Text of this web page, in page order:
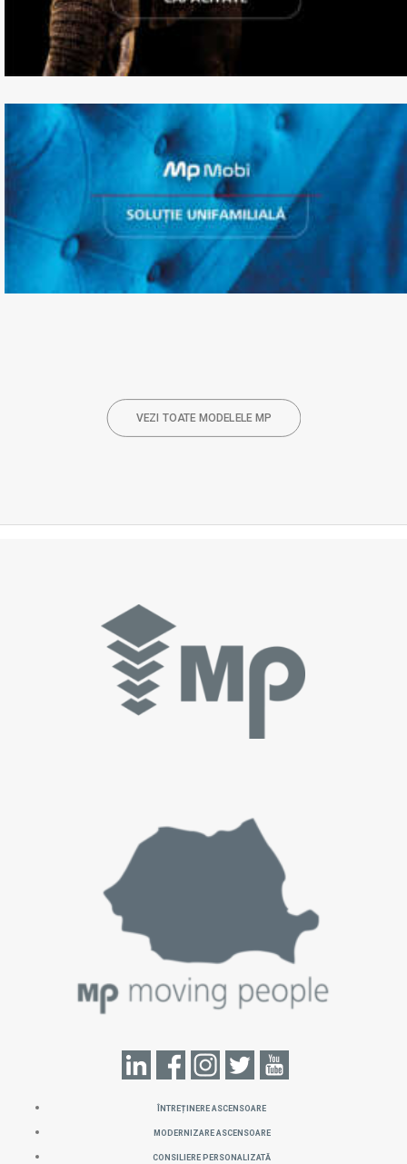
de mare capacitate
Ascensor unifamilial
VEZI TOATE MODELELE MP
ÎNTREȚINERE ASCENSOARE
MODERNIZARE ASCENSOARE
CONSILIERE PERSONALIZATĂ